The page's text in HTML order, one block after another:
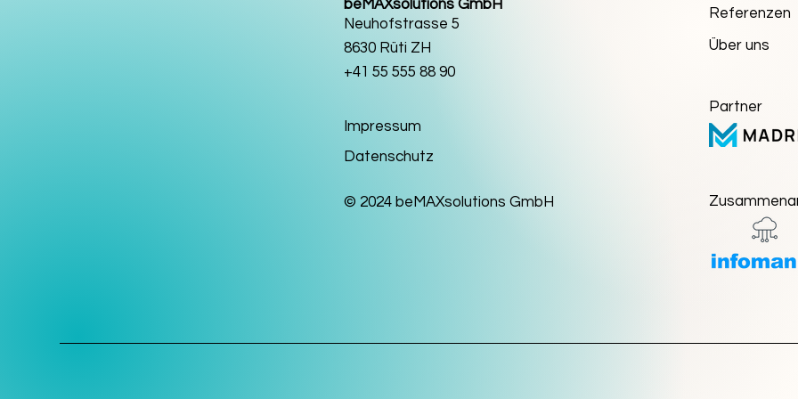
beMAXsolutions GmbH
Neuhofstrasse 5
8630 Rüti ZH
+41 55 555 88 90
Impressum
Datenschutz
© 2024 beMAXsolutions GmbH
Referenzen
Über uns
Partner